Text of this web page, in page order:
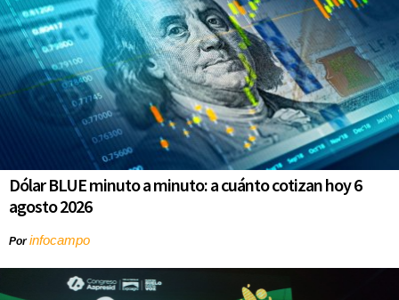
Dólar BLUE minuto a minuto: a cuánto cotizan hoy 6
agosto 2026
Porinfocampo